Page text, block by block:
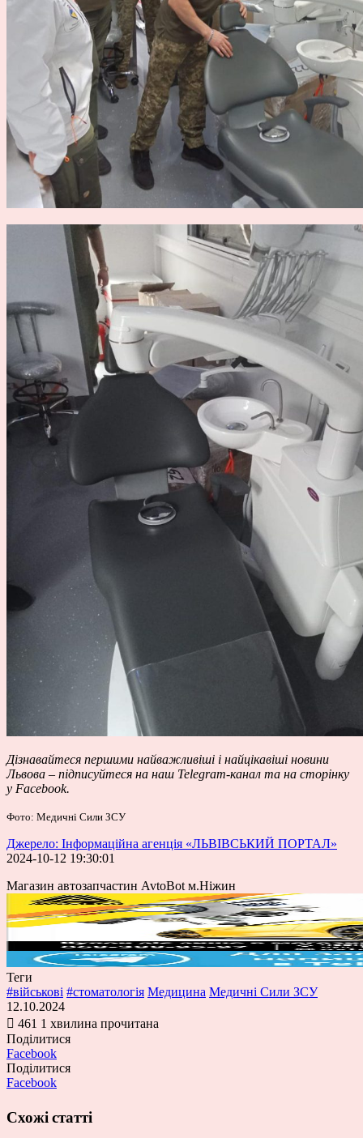
Дізнавайтеся першими найважливіші і найцікавіші новини
Львова – підписуйтеся на наш Telegram-канал та на сторінку
у Facebook.
Фото: Медичні Сили ЗСУ
Джерело: Інформаційна агенція «ЛЬВІВСЬКИЙ ПОРТАЛ»
2024-10-12 19:30:01
Магазин автозапчастин AvtoBot м.Ніжин
Теги
#військові #стоматологія Медицина Медичні Сили ЗСУ
12.10.2024
461 1 хвилина прочитана
Поділитися
Facebook
Поділитися
Facebook
Схожі статті